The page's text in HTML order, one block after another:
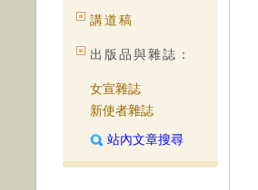
講道稿
出版品與雜誌：
女宣雜誌
新使者雜誌
站內文章搜尋